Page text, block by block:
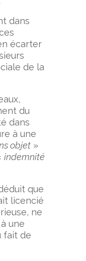
dans
écarter
de la
du
dans
à une
objet»
indemnité
que
licencié
ne
une
fait de